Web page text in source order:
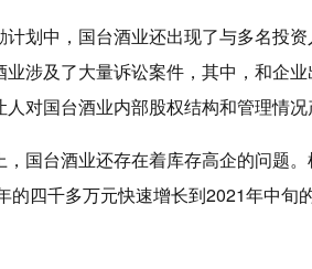
划中，国台酒业还出现了与多名投资
涉及了大量诉讼案件，其中，和企
对国台酒业内部股权结构和管理情况
国台酒业还存在着库存高企的问题
四千多万元快速增长到2021年中旬